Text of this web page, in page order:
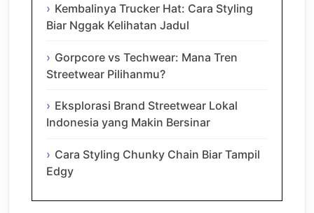
Kembalinya Trucker Hat: Cara Styling
Biar Nggak Kelihatan Jadul
Gorpcore vs Techwear: Mana Tren
Streetwear Pilihanmu?
Eksplorasi Brand Streetwear Lokal
Indonesia yang Makin Bersinar
Cara Styling Chunky Chain Biar Tampil
Edgy